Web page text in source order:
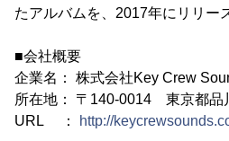
たアルバムを、2017年にリリー
■会社概要
企業名： 株式会社Key Crew
所在地： 〒140-0014 東京都品
URL ：
http://